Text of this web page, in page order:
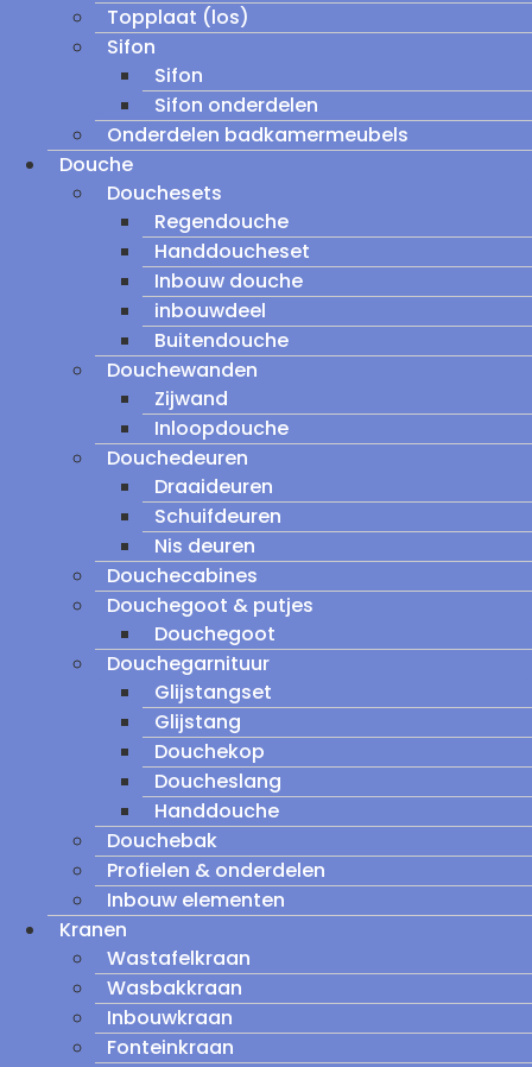
Topplaat (los)
Sifon
Sifon
Sifon onderdelen
Onderdelen badkamermeubels
Douche
Douchesets
Regendouche
Handdoucheset
Inbouw douche
inbouwdeel
Buitendouche
Douchewanden
Zijwand
Inloopdouche
Douchedeuren
Draaideuren
Schuifdeuren
Nis deuren
Douchecabines
Douchegoot & putjes
Douchegoot
Douchegarnituur
Glijstangset
Glijstang
Douchekop
Doucheslang
Handdouche
Douchebak
Profielen & onderdelen
Inbouw elementen
Kranen
Wastafelkraan
Wasbakkraan
Inbouwkraan
Fonteinkraan